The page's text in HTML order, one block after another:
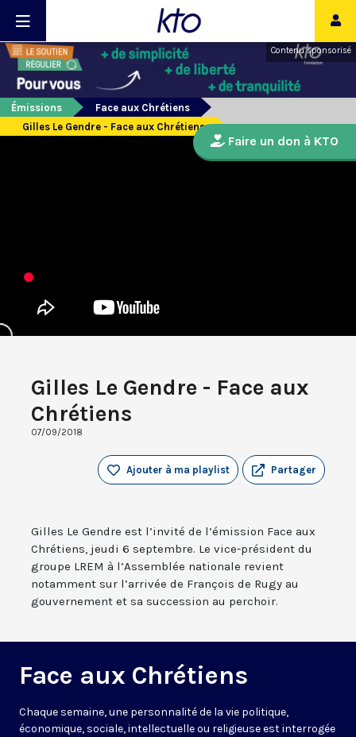
Contenu sponsorisé
Émissions
Face aux Chrétiens
Gilles Le Gendre - Face aux Chrétiens
Gilles Le Gendre - Face aux
Chrétiens
07/09/2018
Partager
Ajouter à ma playlist
Gilles Le Gendre est l’invité de l’émission Face aux
Chrétiens, jeudi 6 septembre. Le vice-président du
groupe LREM à l’Assemblée nationale revient
notamment sur l’arrivée de François de Rugy au
gouvernement et sa succession au perchoir.
Face aux Chrétiens
Chaque semaine, une personnalité de la vie politique,
économique, sociale, intellectuelle ou religieuse est interrogée
Faire un don à KTO